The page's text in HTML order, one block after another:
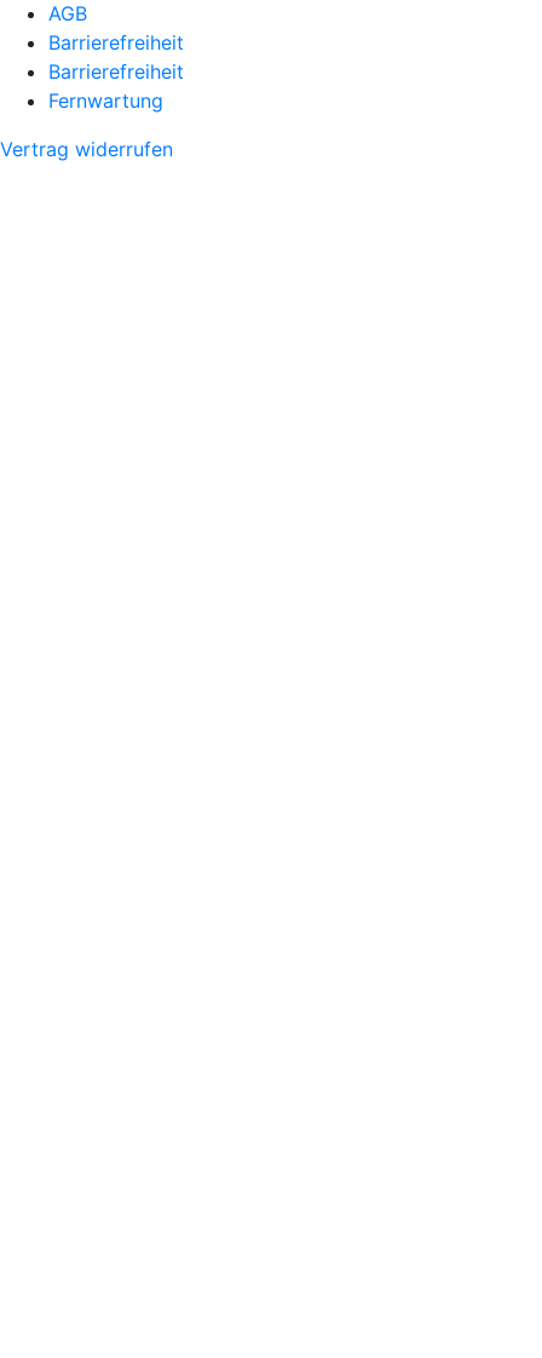
AGB
Barrierefreiheit
Barrierefreiheit
Fernwartung
Vertrag widerrufen